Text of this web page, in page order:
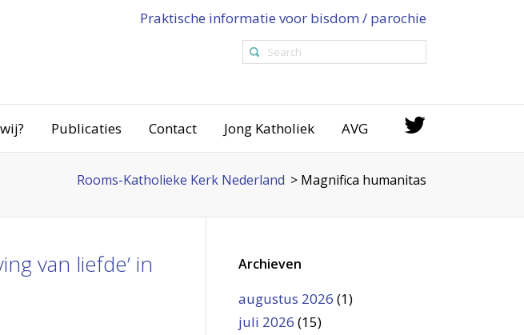
Praktische informatie voor bisdom / parochie
Publicaties Contact Jong Katholiek AVG
Rooms-Katholieke Kerk Nederland > Magnifica humanitas
van liefde’ in
Archieven
augustus 2026 (1)
juli 2026 (15)